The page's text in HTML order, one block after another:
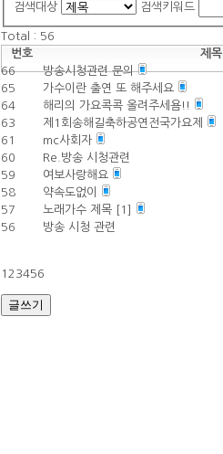
검색대상 검색키워드
Total : 56
번호
제목
66
방송시청관련 문의
65
가수이란 출연 또 해주세요
64
해리의 가요콕콕 올려주세욤!!
63
제1회송해길축하공연전국가요제
61
mc사회자
60
Re.방송 시청관련
59
여보사랑해요
58
약속도없이
57
노래가수 제목 [1 ]
56
방송 시청 관련
1 2 3456
글쓰기